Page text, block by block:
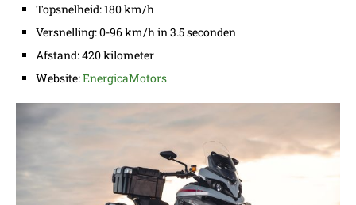
Topsnelheid: 180 km/h
Versnelling: 0-96 km/h in 3.5 seconden
Afstand: 420 kilometer
Website:EnergicaMotors